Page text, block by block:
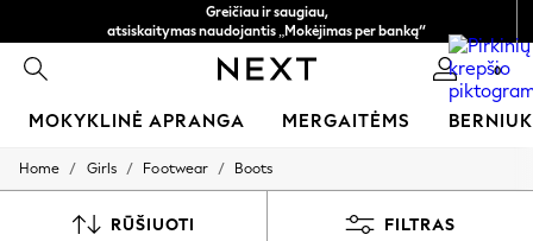
Nemokamas pristatymas perkant už daugiau nei 50 €
per 3–5 darbo dienas*
Greičiau ir saugiau,
atsiskaitymas naudojantis „Mokėjimas per banką“
0
MOKYKLINĖ APRANGA MERGAITĖMS
SCHOOLWEAR
Shoes
Home / Girls / Footwear / Boots
RŪŠIUOTI FILTRAS